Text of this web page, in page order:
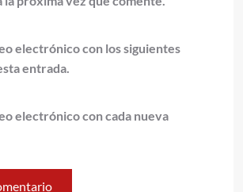
electrónico con los siguientes
entrada.
electrónico con cada nueva